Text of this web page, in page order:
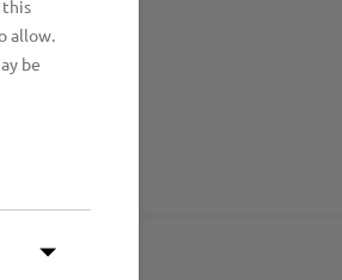
this
allow.
be